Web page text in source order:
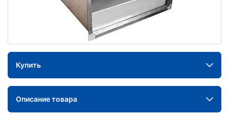
Купить
Описание товара